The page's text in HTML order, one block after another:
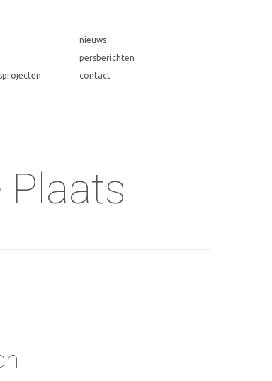
nieuws
persberichten
contact